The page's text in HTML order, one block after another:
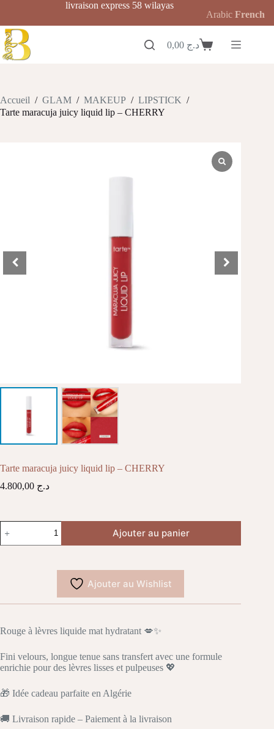
contenu
livraison express 58 wilayas
Panierد.ج
Accueil / GLAM / MAKEUP / LIPSTICK /
Tarte maracuja juicy liquid lip – CHERRY
Tarte maracuja juicy liquid lip – CHERRY
د.ج
de
Tarte
Ajouter au panier
Ajouter au Wishlist
Rouge à lèvres liquide mat hydratant 💋✨
Fini velours, longue tenue sans transfert avec une formule
enrichie pour des lèvres lisses et pulpeuses 💖
🎁 Idée cadeau parfaite en Algérie
🚚 Livraison rapide – Paiement à la livraison
Arabic French